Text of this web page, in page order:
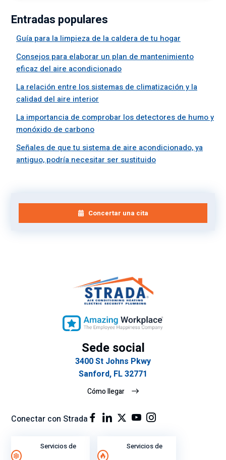
Entradas populares
Guía para la limpieza de la caldera de tu hogar
Consejos para elaborar un plan de mantenimiento
eficaz del aire acondicionado
La relación entre los sistemas de climatización y la
calidad del aire interior
La importancia de comprobar los detectores de humo y
monóxido de carbono
Señales de que tu sistema de aire acondicionado, ya
antiguo, podría necesitar ser sustituido
Concertar una cita
Sede social
3400 St Johns Pkwy
Sanford, FL 32771
Cómo llegar
Conectar con Strada
Servicios de Servicios de